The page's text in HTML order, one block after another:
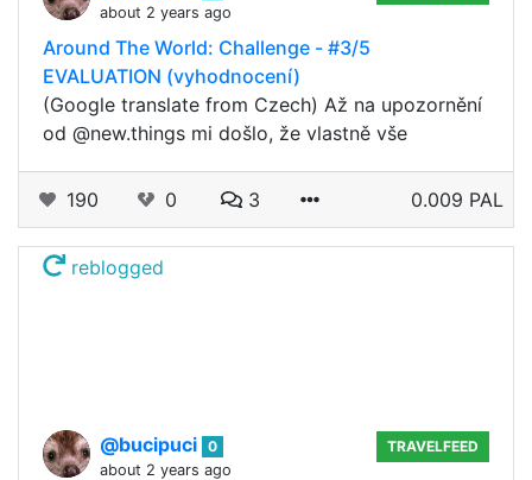
about 2 years ago
Around The World: Challenge - #3/5
EVALUATION (vyhodnocení)
(Google translate from Czech) Až na upozornění
od @new.things mi došlo, že vlastně vše
190 0 3 0.009 PAL
reblogged
@bucipuci 0
about 2 years ago
TRAVELFEED